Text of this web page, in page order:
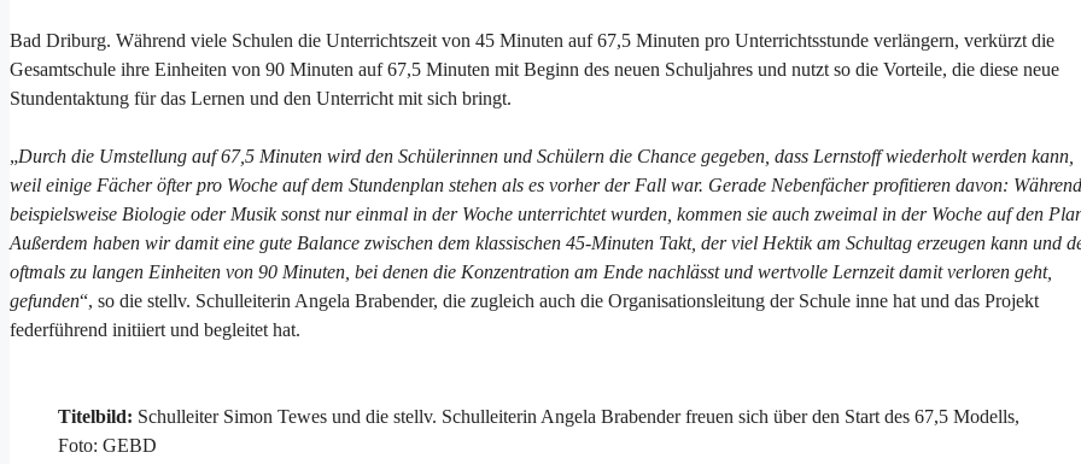
Bad Driburg. Während viele Schulen die Unterrichtszeit von 45 Minuten auf 67,5 Minuten pro Unterrichtsstunde verlängern, verkürzt die
Gesamtschule ihre Einheiten von 90 Minuten auf 67,5 Minuten mit Beginn des neuen Schuljahres und nutzt so die Vorteile, die diese neue
Stundentaktung für das Lernen und den Unterricht mit sich bringt.
„Durch die Umstellung auf 67,5 Minuten wird den Schülerinnen und Schülern die Chance gegeben, dass Lernstoff wiederholt werden kann,
weil einige Fächer öfter pro Woche auf dem Stundenplan stehen als es vorher der Fall war. Gerade Nebenfächer profitieren davon: Während
beispielsweise Biologie oder Musik sonst nur einmal in der Woche unterrichtet wurden, kommen sie auch zweimal in der Woche auf den
Außerdem haben wir damit eine gute Balance zwischen dem klassischen 45-Minuten Takt, der viel Hektik am Schultag erzeugen kann und
oftmals zu langen Einheiten von 90 Minuten, bei denen die Konzentration am Ende nachlässt und wertvolle Lernzeit damit verloren geht,
gefunden“, so die stellv. Schulleiterin Angela Brabender, die zugleich auch die Organisationsleitung der Schule inne hat und das Projekt
federführend initiiert und begleitet hat.
Titelbild: Schulleiter Simon Tewes und die stellv. Schulleiterin Angela Brabender freuen sich über den Start des 67,5 Modells,
Foto: GEBD